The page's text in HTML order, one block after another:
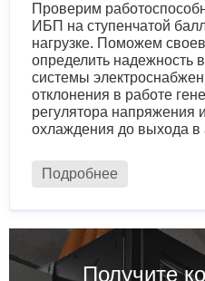
Проверим
ИБП на ступенчатой
нагрузке. Поможем
определить надежность
системы
отклонения в работе
регулятора напряжения
охлаждения до выхода в
Подробнее
Получите